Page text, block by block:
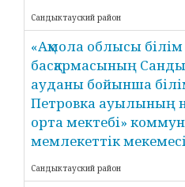
Сандыктауский район
«Ақмола облысы білім
басқармасының
ауданы бойынша
Петровка ауылының
орта мектебі»
мемлекеттік
Сандыктауский район